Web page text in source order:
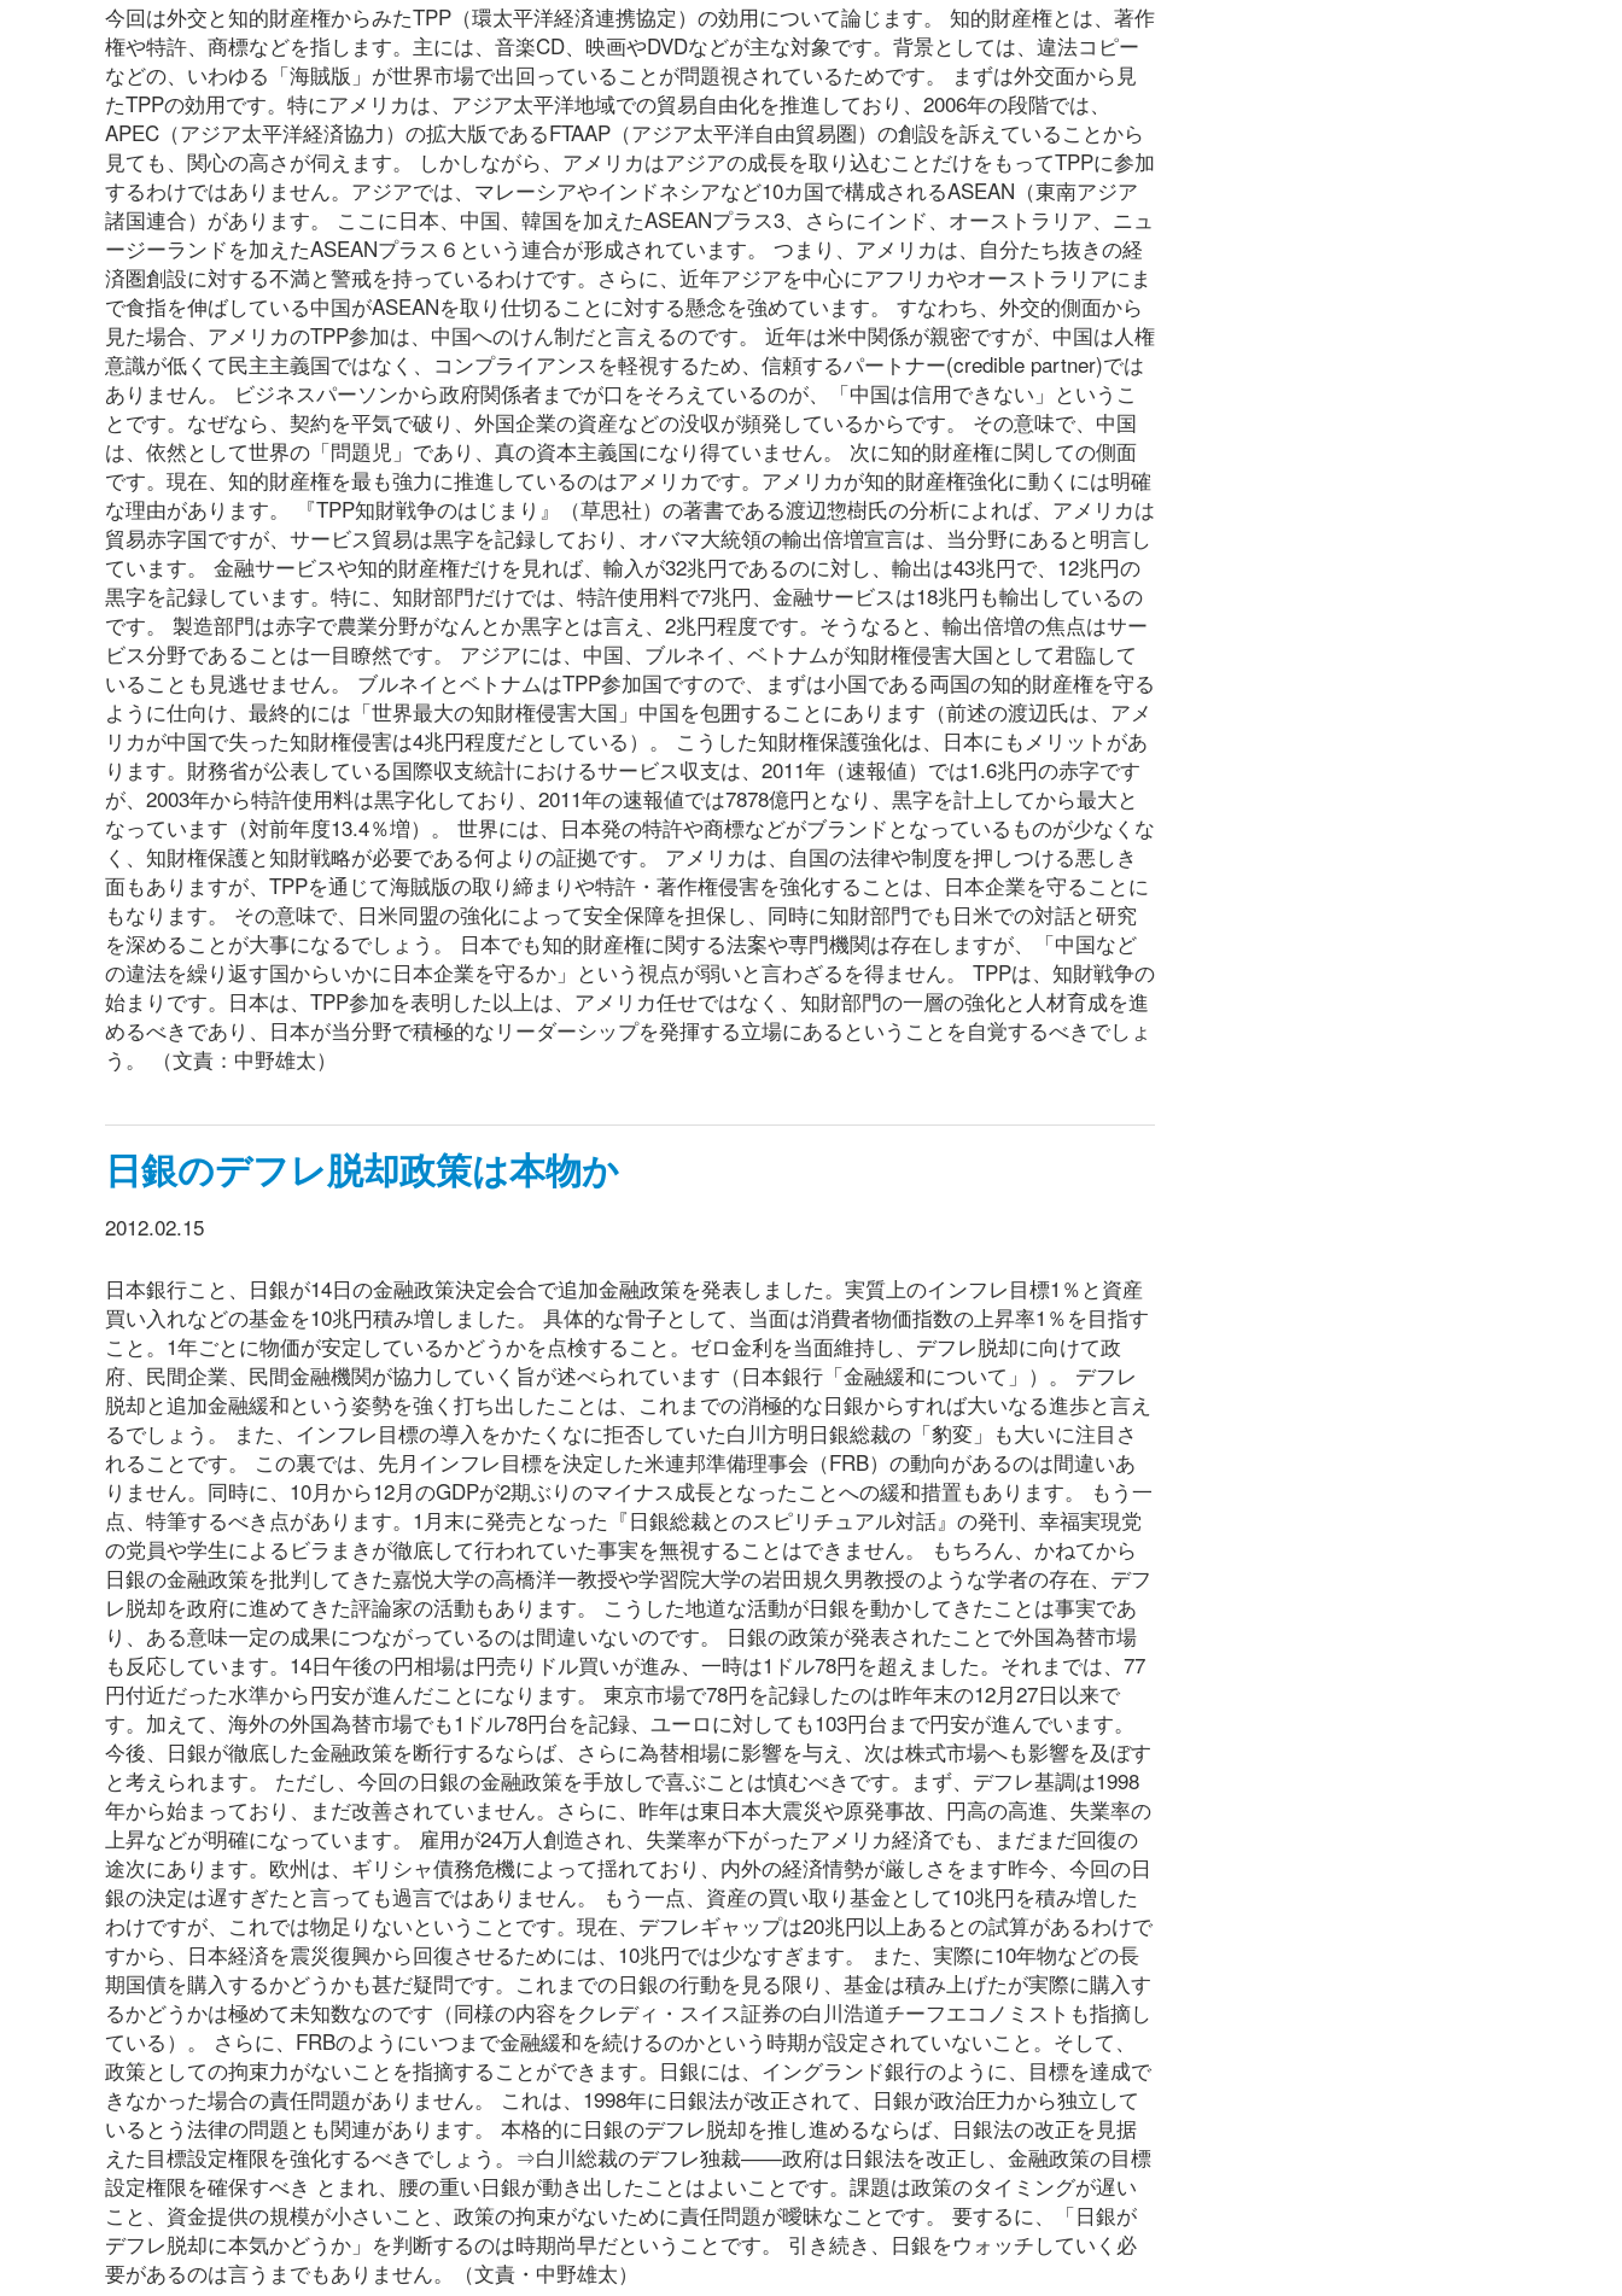
今回は外交と知的財産権からみたTPP（環太平洋経済連携協定）の効用について論じます。 知的財産権とは、著作
権や特許、商標などを指します。主には、音楽CD、映画やDVDなどが主な対象です。背景としては、違法コピー
などの、いわゆる「海賊版」が世界市場で出回っていることが問題視されているためです。 まずは外交面から見
たTPPの効用です。特にアメリカは、アジア太平洋地域での貿易自由化を推進しており、2006年の段階では、
APEC（アジア太平洋経済協力）の拡大版であるFTAAP（アジア太平洋自由貿易圏）の創設を訴えていることから
見ても、関心の高さが伺えます。 しかしながら、アメリカはアジアの成長を取り込むことだけをもってTPPに参加
するわけではありません。アジアでは、マレーシアやインドネシアなど10カ国で構成されるASEAN（東南アジア
諸国連合）があります。 ここに日本、中国、韓国を加えたASEANプラス3、さらにインド、オーストラリア、ニュ
ージーランドを加えたASEANプラス６という連合が形成されています。 つまり、アメリカは、自分たち抜きの経
済圏創設に対する不満と警戒を持っているわけです。さらに、近年アジアを中心にアフリカやオーストラリアにま
で食指を伸ばしている中国がASEANを取り仕切ることに対する懸念を強めています。 すなわち、外交的側面から
見た場合、アメリカのTPP参加は、中国へのけん制だと言えるのです。 近年は米中関係が親密ですが、中国は人権
意識が低くて民主主義国ではなく、コンプライアンスを軽視するため、信頼するパートナー(credible partner)では
ありません。 ビジネスパーソンから政府関係者までが口をそろえているのが、「中国は信用できない」というこ
とです。なぜなら、契約を平気で破り、外国企業の資産などの没収が頻発しているからです。 その意味で、中国
は、依然として世界の「問題児」であり、真の資本主義国になり得ていません。 次に知的財産権に関しての側面
です。現在、知的財産権を最も強力に推進しているのはアメリカです。アメリカが知的財産権強化に動くには明確
な理由があります。 『TPP知財戦争のはじまり』（草思社）の著書である渡辺惣樹氏の分析によれば、アメリカは
貿易赤字国ですが、サービス貿易は黒字を記録しており、オバマ大統領の輸出倍増宣言は、当分野にあると明言し
ています。 金融サービスや知的財産権だけを見れば、輸入が32兆円であるのに対し、輸出は43兆円で、12兆円の
黒字を記録しています。特に、知財部門だけでは、特許使用料で7兆円、金融サービスは18兆円も輸出しているの
です。 製造部門は赤字で農業分野がなんとか黒字とは言え、2兆円程度です。そうなると、輸出倍増の焦点はサー
ビス分野であることは一目瞭然です。 アジアには、中国、ブルネイ、ベトナムが知財権侵害大国として君臨して
いることも見逃せません。 ブルネイとベトナムはTPP参加国ですので、まずは小国である両国の知的財産権を守る
ように仕向け、最終的には「世界最大の知財権侵害大国」中国を包囲することにあります（前述の渡辺氏は、アメ
リカが中国で失った知財権侵害は4兆円程度だとしている）。 こうした知財権保護強化は、日本にもメリットがあ
ります。財務省が公表している国際収支統計におけるサービス収支は、2011年（速報値）では1.6兆円の赤字です
が、2003年から特許使用料は黒字化しており、2011年の速報値では7878億円となり、黒字を計上してから最大と
なっています（対前年度13.4％増）。 世界には、日本発の特許や商標などがブランドとなっているものが少なくな
く、知財権保護と知財戦略が必要である何よりの証拠です。 アメリカは、自国の法律や制度を押しつける悪しき
面もありますが、TPPを通じて海賊版の取り締まりや特許・著作権侵害を強化することは、日本企業を守ることに
もなります。 その意味で、日米同盟の強化によって安全保障を担保し、同時に知財部門でも日米での対話と研究
を深めることが大事になるでしょう。 日本でも知的財産権に関する法案や専門機関は存在しますが、「中国など
の違法を繰り返す国からいかに日本企業を守るか」という視点が弱いと言わざるを得ません。 TPPは、知財戦争の
始まりです。日本は、TPP参加を表明した以上は、アメリカ任せではなく、知財部門の一層の強化と人材育成を進
めるべきであり、日本が当分野で積極的なリーダーシップを発揮する立場にあるということを自覚するべきでしょ
う。 （文責：中野雄太）
日銀のデフレ脱却政策は本物か
2012.02.15
日本銀行こと、日銀が14日の金融政策決定会合で追加金融政策を発表しました。実質上のインフレ目標1％と資産
買い入れなどの基金を10兆円積み増しました。 具体的な骨子として、当面は消費者物価指数の上昇率1％を目指す
こと。1年ごとに物価が安定しているかどうかを点検すること。ゼロ金利を当面維持し、デフレ脱却に向けて政
府、民間企業、民間金融機関が協力していく旨が述べられています（日本銀行「金融緩和について」）。 デフレ
脱却と追加金融緩和という姿勢を強く打ち出したことは、これまでの消極的な日銀からすれば大いなる進歩と言え
るでしょう。 また、インフレ目標の導入をかたくなに拒否していた白川方明日銀総裁の「豹変」も大いに注目さ
れることです。 この裏では、先月インフレ目標を決定した米連邦準備理事会（FRB）の動向があるのは間違いあ
りません。同時に、10月から12月のGDPが2期ぶりのマイナス成長となったことへの緩和措置もあります。 もう一
点、特筆するべき点があります。1月末に発売となった『日銀総裁とのスピリチュアル対話』の発刊、幸福実現党
の党員や学生によるビラまきが徹底して行われていた事実を無視することはできません。 もちろん、かねてから
日銀の金融政策を批判してきた嘉悦大学の高橋洋一教授や学習院大学の岩田規久男教授のような学者の存在、デフ
レ脱却を政府に進めてきた評論家の活動もあります。 こうした地道な活動が日銀を動かしてきたことは事実であ
り、ある意味一定の成果につながっているのは間違いないのです。 日銀の政策が発表されたことで外国為替市場
も反応しています。14日午後の円相場は円売りドル買いが進み、一時は1ドル78円を超えました。それまでは、77
円付近だった水準から円安が進んだことになります。 東京市場で78円を記録したのは昨年末の12月27日以来で
す。加えて、海外の外国為替市場でも1ドル78円台を記録、ユーロに対しても103円台まで円安が進んでいます。
今後、日銀が徹底した金融政策を断行するならば、さらに為替相場に影響を与え、次は株式市場へも影響を及ぼす
と考えられます。 ただし、今回の日銀の金融政策を手放しで喜ぶことは慎むべきです。まず、デフレ基調は1998
年から始まっており、まだ改善されていません。さらに、昨年は東日本大震災や原発事故、円高の高進、失業率の
上昇などが明確になっています。 雇用が24万人創造され、失業率が下がったアメリカ経済でも、まだまだ回復の
途次にあります。欧州は、ギリシャ債務危機によって揺れており、内外の経済情勢が厳しさをます昨今、今回の日
銀の決定は遅すぎたと言っても過言ではありません。 もう一点、資産の買い取り基金として10兆円を積み増した
わけですが、これでは物足りないということです。現在、デフレギャップは20兆円以上あるとの試算があるわけで
すから、日本経済を震災復興から回復させるためには、10兆円では少なすぎます。 また、実際に10年物などの長
期国債を購入するかどうかも甚だ疑問です。これまでの日銀の行動を見る限り、基金は積み上げたが実際に購入す
るかどうかは極めて未知数なのです（同様の内容をクレディ・スイス証券の白川浩道チーフエコノミストも指摘し
ている）。 さらに、FRBのようにいつまで金融緩和を続けるのかという時期が設定されていないこと。そして、
政策としての拘束力がないことを指摘することができます。日銀には、イングランド銀行のように、目標を達成で
きなかった場合の責任問題がありません。 これは、1998年に日銀法が改正されて、日銀が政治圧力から独立して
いるとう法律の問題とも関連があります。 本格的に日銀のデフレ脱却を推し進めるならば、日銀法の改正を見据
えた目標設定権限を強化するべきでしょう。⇒白川総裁のデフレ独裁――政府は日銀法を改正し、金融政策の目標
設定権限を確保すべき とまれ、腰の重い日銀が動き出したことはよいことです。課題は政策のタイミングが遅い
こと、資金提供の規模が小さいこと、政策の拘束がないために責任問題が曖昧なことです。 要するに、「日銀が
デフレ脱却に本気かどうか」を判断するのは時期尚早だということです。 引き続き、日銀をウォッチしていく必
要があるのは言うまでもありません。（文責・中野雄太）